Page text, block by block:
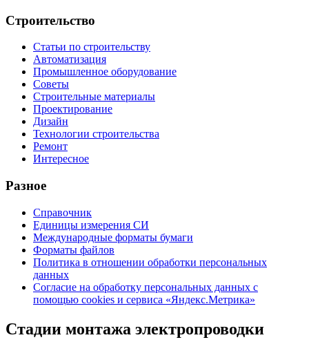
Строительство
Статьи по строительству
Автоматизация
Промышленное оборудование
Советы
Строительные материалы
Проектирование
Дизайн
Технологии строительства
Ремонт
Интересное
Разное
Справочник
Единицы измерения СИ
Международные форматы бумаги
Форматы файлов
Политика в отношении обработки персональных
данных
Согласие на обработку персональных данных с
помощью cookies и сервиса «Яндекс.Метрика»
Стадии монтажа электропроводки